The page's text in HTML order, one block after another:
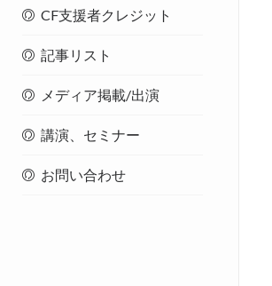
CF支援者クレジット
記事リスト
メディア掲載/出演
講演、セミナー
お問い合わせ